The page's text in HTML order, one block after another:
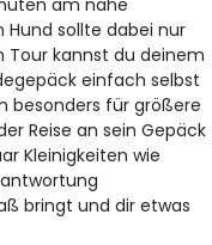
Hund sollte dabei nur
Tour kannst du deinem
einfach selbst
besonders für größere
Reise an sein Gepäck
Kleinigkeiten wie
bringt und dir etwas